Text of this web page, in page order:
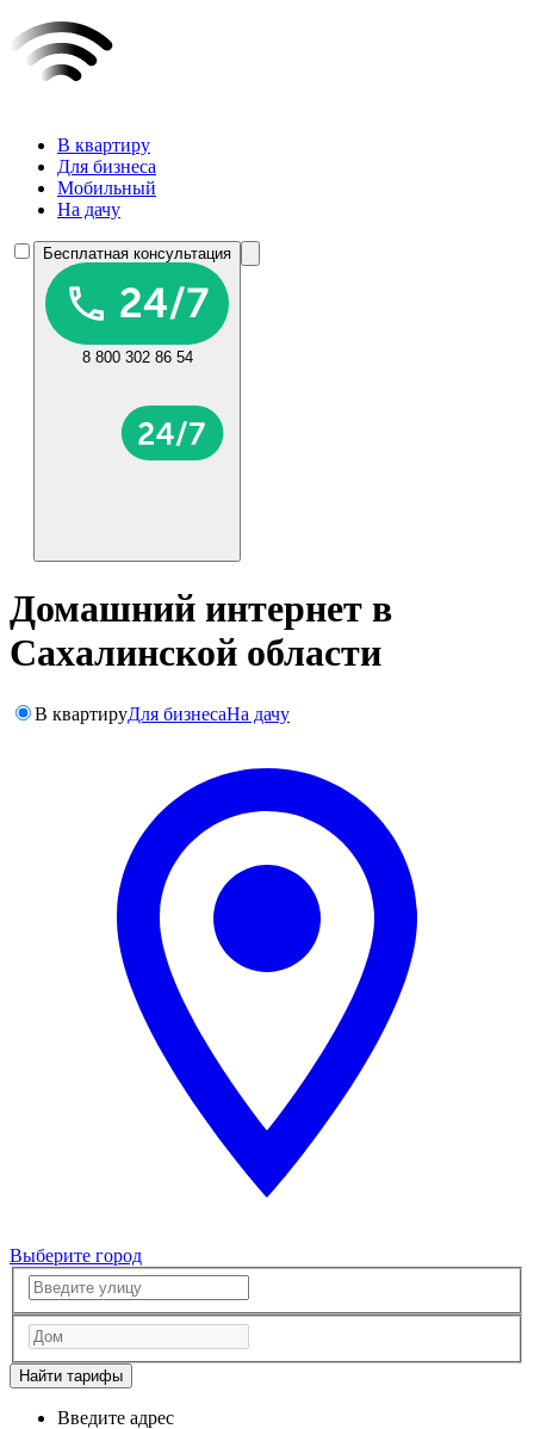
В квартиру
Для бизнеса
Мобильный
На дачу
Бесплатная консультация
8 800 302 86 54
Домашний интернет в
Сахалинской области
В квартируДля бизнесаНа дачу
Выберите город
Найти тарифы
Введите адрес